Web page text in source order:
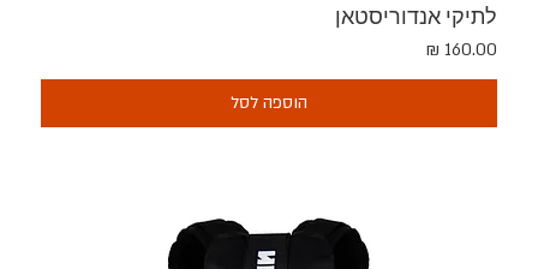
לתיקי אנדוריסטאן
מחיר
הוספה לסל